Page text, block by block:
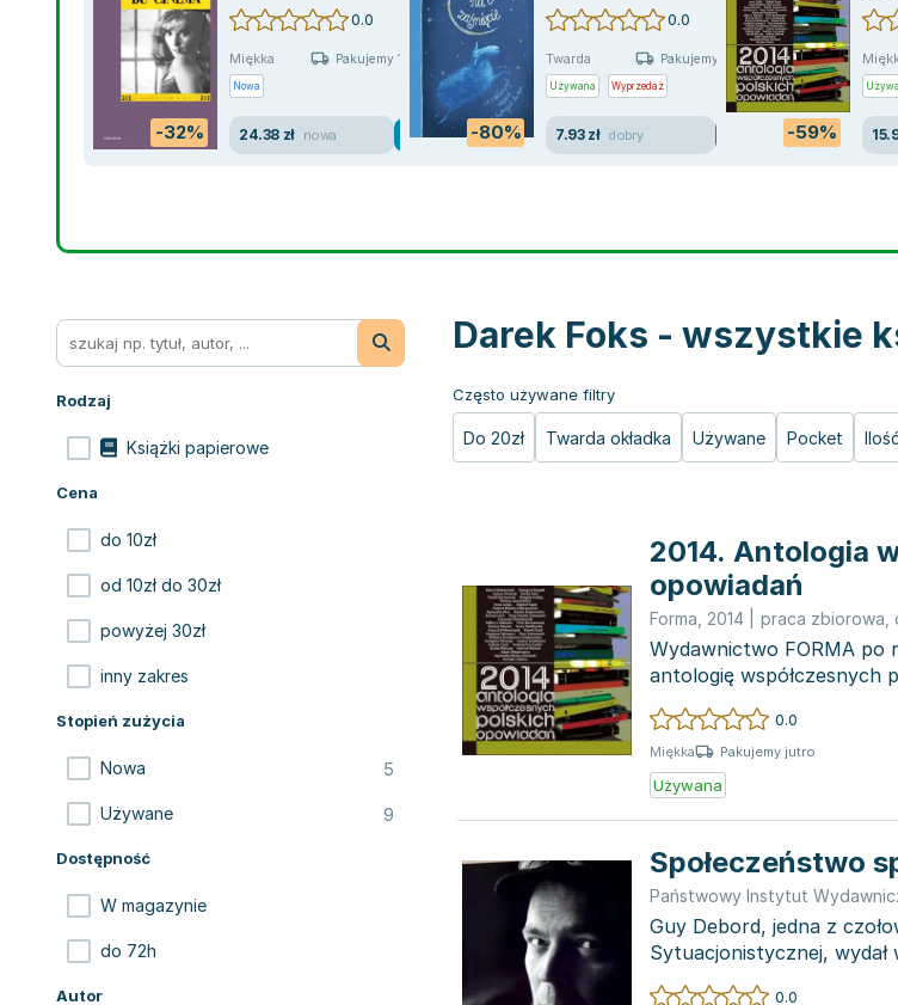
-32%
0.0
Miękka Pakujemy 11.08
Nowa
24.38 zł nowa -80%
0.0
Twarda Pakujemy jutro
Używana Wyprzedaż
7.93 zł dobry -59%
Rodzaj
Książki papierowe
Cena
do 10zł
od 10zł do 30zł
powyżej 30zł
inny zakres
Stopień zużycia
Nowa 5
Używane 9
Dostępność
W magazynie
do 72h
Autor
Darek Foks - wszystkie
Często używane filtry
Do 20zł Twarda okładka Używane Pocket
2014. Antologia
opowiadań
Forma 2014 praca zbiorowa
Wydawnictwo FORMA po
antologię współczesnych
wydane w 2...
0.0
Miękka Pakujemy jutro
Używana
Społeczeństwo
Państwowy Instytut
Guy Debord, jedna z
Sytuacjonistycznej,
nabrała znaczeni...
0.0